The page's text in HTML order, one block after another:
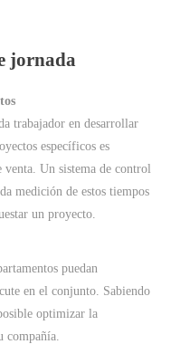
jornada
trabajador en desarrollar
específicos es
venta. Un sistema de control
medición de estos tiempos
un proyecto.
puedan
en el conjunto. Sabiendo
optimizar la
compañía.